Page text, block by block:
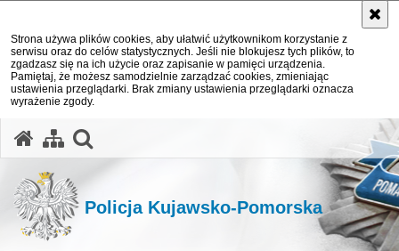
Strona używa plików cookies, aby ułatwić użytkownikom korzystanie z
serwisu oraz do celów statystycznych. Jeśli nie blokujesz tych plików, to
zgadzasz się na ich użycie oraz zapisanie w pamięci urządzenia.
Pamiętaj, że możesz samodzielnie zarządzać cookies, zmieniając
ustawienia przeglądarki. Brak zmiany ustawienia przeglądarki oznacza
wyrażenie zgody.
Policja Kujawsko-Pomorska